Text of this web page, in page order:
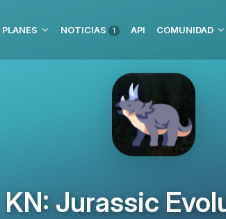
NOTICIAS 1 API COMUNIDAD
KN: Jurassic